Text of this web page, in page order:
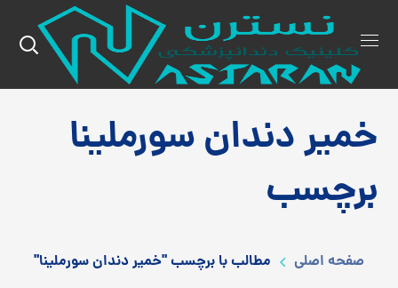
خمیر دندان سورملینا
برچسب
صفحه اصلی مطالب با برچسب "خمیر دندان سورملینا"